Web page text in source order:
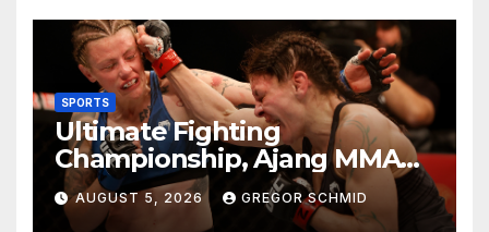
SPORTS
Ultimate Fighting
Championship, Ajang MMA
Paling Bergengsi di Dunia
AUGUST 5, 2026 GREGOR SCHMID